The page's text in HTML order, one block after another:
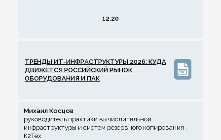
12.20
ТРЕНДЫ ИТ-ИНФРАСТРУКТУРЫ 2026: КУДА
ДВИЖЕТСЯ РОССИЙСКИЙ РЫНОК
ОБОРУДОВАНИЯ И ПАК
Михаил Косцов
руководитель практики вычислительной
инфраструктуры и систем резервного копирования .
К2Тех